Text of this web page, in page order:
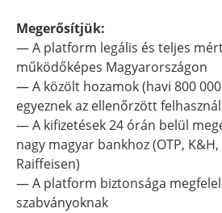
Megerősítjük:
— A platform legális és teljes
működőképes Magyarországon
— A közölt hozamok (havi 800 000
egyeznek az ellenőrzött
— A kifizetések 24 órán belül
nagy magyar bankhoz (OTP, K&H,
Raiffeisen)
— A platform biztonsága
szabványoknak